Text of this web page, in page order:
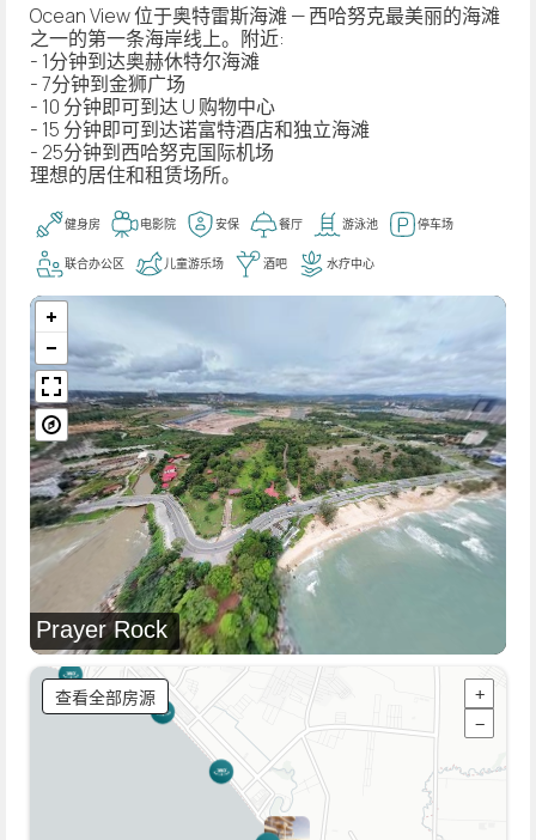
Ocean View 位于奥特雷斯海滩 — 西哈努克最美丽的海滩
之一的第一条海岸线上。附近:
- 1分钟到达奥赫休特尔海滩
- 7分钟到金狮广场
- 10 分钟即可到达 U 购物中心
- 15 分钟即可到达诺富特酒店和独立海滩
- 25分钟到西哈努克国际机场
理想的居住和租赁场所。
健身房 电影院 安保 餐厅 游泳池 停车场
联合办公区 儿童游乐场 酒吧 水疗中心
Prayer Rock
查看全部房源
+
−